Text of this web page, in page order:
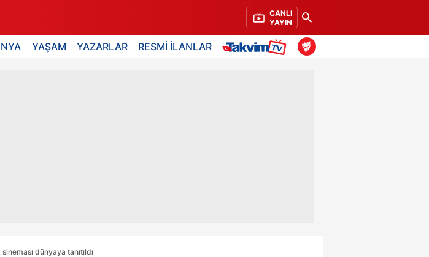
CANLI
YAYIN
YAŞAM YAZARLAR RESMİ İLANLAR
dünyaya tanıtıldı